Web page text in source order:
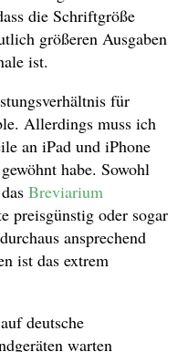
die Schriftgröße
größeren Ausgaben
ist.
für
Allerdings muss ich
an iPad und iPhone
habe. Sowohl
Breviarium
preisgünstig oder sogar
ansprechend
ist das extrem
deutsche
warten